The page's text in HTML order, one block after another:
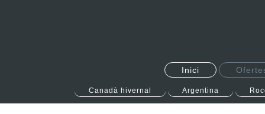
Inici
Canadà hivernal Argentina